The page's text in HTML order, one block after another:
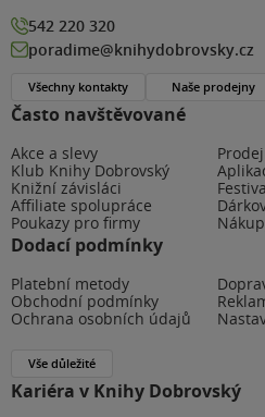
Často navštěvované
Akce a slevy
Klub Knihy Dobrovský
Knižní závisláci
Affiliate spolupráce
Poukazy pro firmy
Dodací podmínky
Platební metody
Obchodní podmínky
Ochrana osobních údajů
Vše důležité
Kariéra v Knihy Dobrovský
542 220 320
poradime@knihydobrovsky.cz
Všechny kontakty Naše prodejny